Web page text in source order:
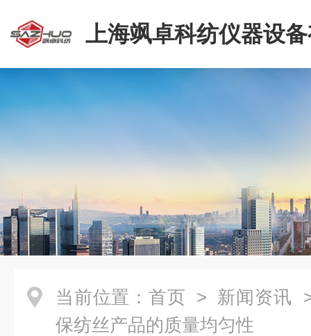
上海飒卓科纺仪器设
司
当前位置： 首页 > 新闻资讯
保纺丝产品的质量均匀性